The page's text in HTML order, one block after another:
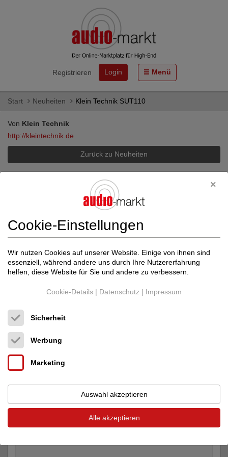
Registrieren Login Menü
Start Neuheiten Klein Technik SUT110
Von Klein Technik
http://kleintechnik.de
Zurück zu Neuheiten
Keine Neuheiten gefunden
Vorheriger Beitrag Nächster Beitrag
Inserate von Klein Technik im audio-markt
Cookie-Einstellungen
Wir nutzen Cookies auf unserer Website. Einige von ihnen sind
essenziell, während andere uns durch Ihre Nutzererfahrung
helfen, diese Website für Sie und andere zu verbessern.
Cookie-Details | Datenschutz | Impressum
Sicherheit
Werbung
Marketing
Auswahl akzeptieren
Alle akzeptieren